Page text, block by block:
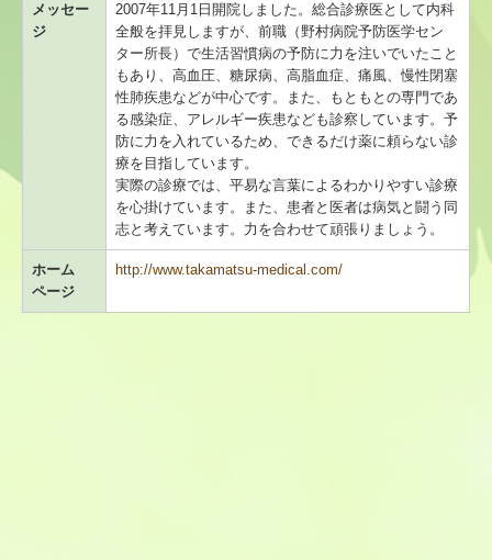
医療機関情報新規登録・変更フォーム
会員限定
医人往来
救急医療機関
こども救急みたかのご案内
メッセー
ジ
2007年11月1日開院しました。総合診療医として内科
全般を拝見しますが、前職（野村病院予防医学セン
ター所長）で生活習慣病の予防に力を注いでいたこと
もあり、高血圧、糖尿病、高脂血症、痛風、慢性閉塞
性肺疾患などが中心です。また、もともとの専門であ
る感染症、アレルギー疾患なども診察しています。予
防に力を入れているため、できるだけ薬に頼らない診
療を目指しています。
実際の診療では、平易な言葉によるわかりやすい診療
を心掛けています。また、患者と医者は病気と闘う同
志と考えています。力を合わせて頑張りましょう。
ホーム
ページ
http://www.takamatsu-medical.com/